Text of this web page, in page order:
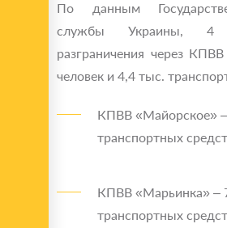
По данным
службы Украины, 4
разграничения через
человек и 4,4 тыс.
КПВВ «Майорское»
транспортных
КПВВ «Марьинка» –
транспортных